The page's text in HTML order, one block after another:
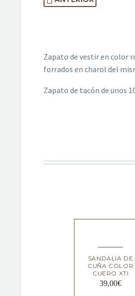
Zapato de vestir en color
forrados en charol del
Zapato de tacón de unos
SANDALIA DE
CUÑA COLOR
CUERO XTI
39,00€